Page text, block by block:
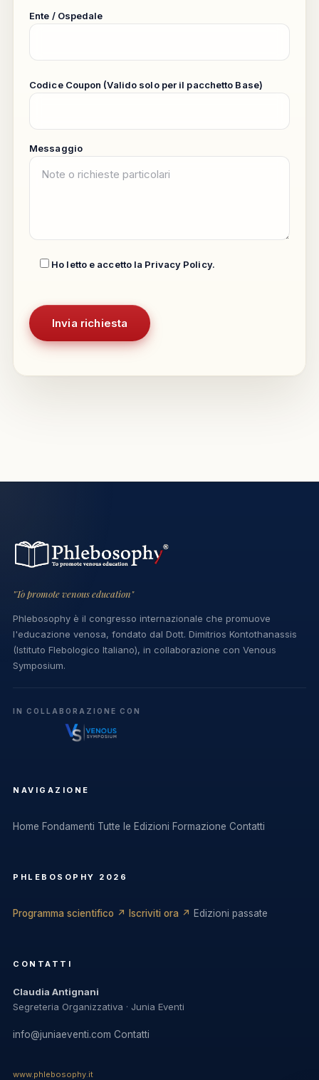
Ente / Ospedale
Codice Coupon (Valido solo per il pacchetto Base)
Messaggio
Ho letto e accetto la Privacy Policy.
"To promote venous education"
Phlebosophy è il congresso internazionale che promuove
l'educazione venosa, fondato dal Dott. Dimitrios Kontothanassis
(Istituto Flebologico Italiano), in collaborazione con Venous
Symposium.
IN COLLABORAZIONE CON
NAVIGAZIONE
Home Fondamenti Tutte le Edizioni Formazione Contatti
PHLEBOSOPHY 2026
Programma scientifico ↗ Iscriviti ora ↗ Edizioni passate
CONTATTI
Claudia Antignani
Segreteria Organizzativa · Junia Eventi
info@juniaeventi.com Contatti
www.phlebosophy.it